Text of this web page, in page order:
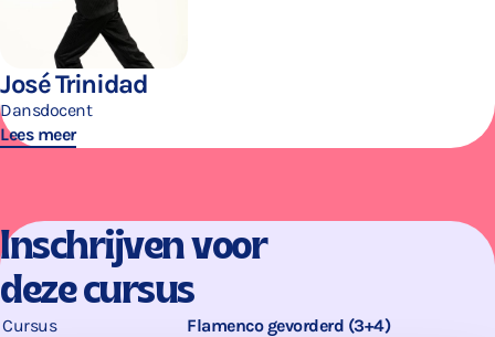
José Trinidad
Dansdocent
Lees meer
Inschrijven voor
deze cursus
Cursus
Flamenco gevorderd (3+4)